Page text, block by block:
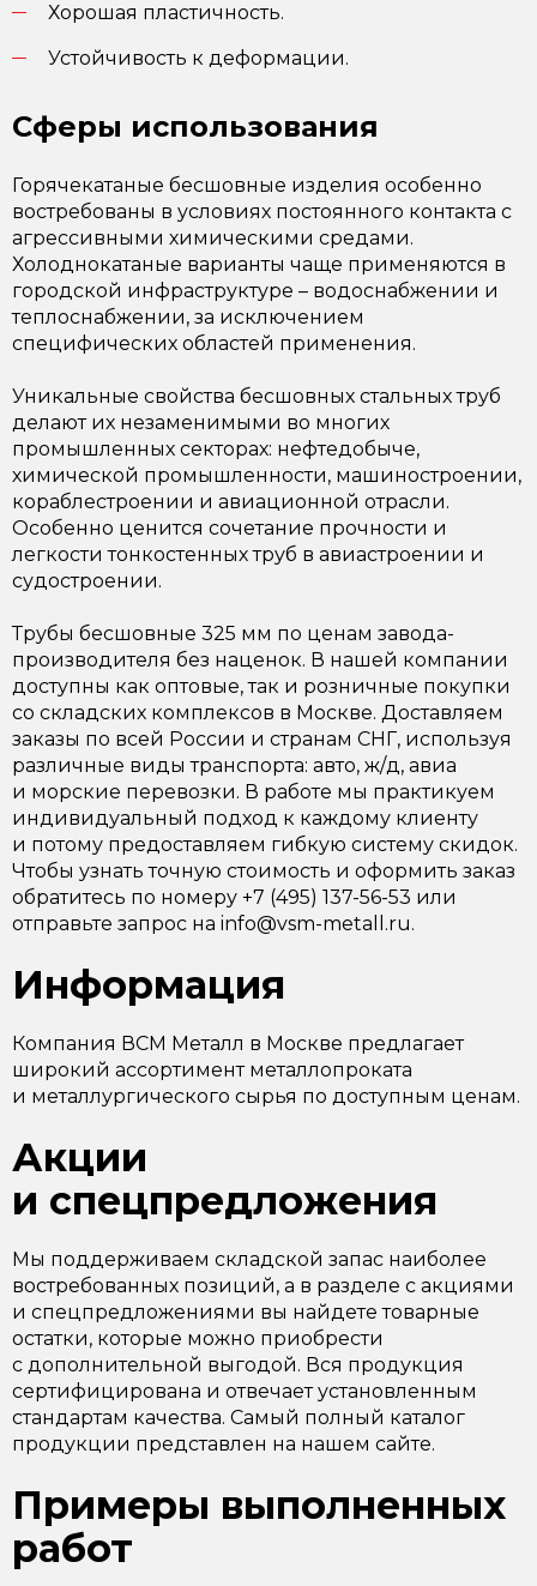
Хорошая пластичность.
Устойчивость к деформации.
Сферы использования
Горячекатаные бесшовные изделия особенно
востребованы в условиях постоянного контакта с
агрессивными химическими средами.
Холоднокатаные варианты чаще применяются в
городской инфраструктуре – водоснабжении и
теплоснабжении, за исключением
специфических областей применения.
Уникальные свойства бесшовных стальных труб
делают их незаменимыми во многих
промышленных секторах: нефтедобыче,
химической промышленности, машиностроении,
кораблестроении и авиационной отрасли.
Особенно ценится сочетание прочности и
легкости тонкостенных труб в авиастроении и
судостроении.
Трубы бесшовные 325 мм по ценам завода-
производителя без наценок. В нашей компании
доступны как оптовые, так и розничные покупки
со складских комплексов в Москве. Доставляем
заказы по всей России и странам СНГ, используя
различные виды транспорта: авто, ж/д, авиа
и морские перевозки. В работе мы практикуем
индивидуальный подход к каждому клиенту
и потому предоставляем гибкую систему скидок.
Чтобы узнать точную стоимость и оформить заказ
обратитесь по номеру +7 (495) 137-56-53 или
отправьте запрос на info@vsm-metall.ru.
Информация
Компания ВСМ Металл в Москве предлагает
широкий ассортимент металлопроката
и металлургического сырья по доступным ценам.
Акции
и спецпредложения
Мы поддерживаем складской запас наиболее
востребованных позиций, а в разделе с акциями
и спецпредложениями вы найдете товарные
остатки, которые можно приобрести
с дополнительной выгодой. Вся продукция
сертифицирована и отвечает установленным
стандартам качества. Самый полный каталог
продукции представлен на нашем сайте.
Примеры выполненных
работ